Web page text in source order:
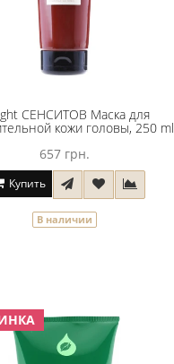
СЕНСИТОВ Маска для
кожи головы, 250 ml
657 грн.
Купить
В наличии